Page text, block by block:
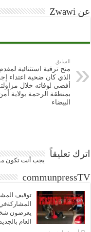
عن Zwawi
السابق
منح ترقية استثنائية
الذي كان ضحية اعتداء
أفضى لوفاته خلال
بمنطقة الرحمة بولاية أمن
البيضاء
اترك تعليقاً
يجب أنت تكون
communpressTV
توقيف
يعرضون
العام